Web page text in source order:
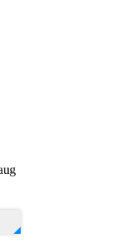
+30°C